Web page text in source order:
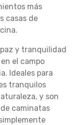
más
casas de
y tranquilidad
el campo
Ideales para
tranquilos
y son
caminatas